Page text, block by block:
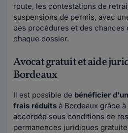
route, les contestations de
suspensions de permis, avec
des procédures et des chances
chaque dossier.
Avocat gratuit et aide
Bordeaux
Il est possible de bénéficier
frais réduits à Bordeaux grâce
accordée sous conditions de
permanences juridiques